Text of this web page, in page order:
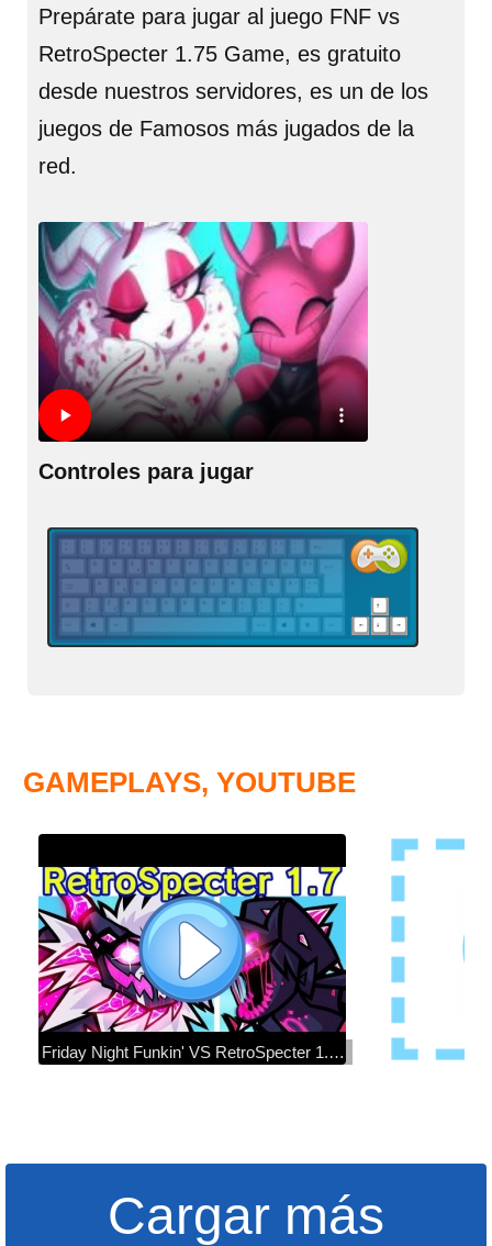
Prepárate para jugar al juego FNF vs
RetroSpecter 1.75 Game, es gratuito
desde nuestros servidores, es un de los
juegos de Famosos más jugados de la
red.
Controles para jugar
GAMEPLAYS, YOUTUBE
Friday Night Funkin' VS RetroSpecter 1.75 + Cutscenes & Secret Song (FNF Mod) (Corruption/Evil BF)
Cargar más